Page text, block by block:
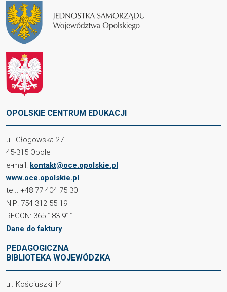
OPOLSKIE CENTRUM EDUKACJI
ul. Głogowska 27
45-315 Opole
e-mail: kontakt@oce.opolskie.pl
www.oce.opolskie.pl
tel.: +48 77 404 75 30
NIP: 754 312 55 19
REGON: 365 183 911
Dane do faktury
PEDAGOGICZNA
BIBLIOTEKA WOJEWÓDZKA
ul. Kościuszki 14